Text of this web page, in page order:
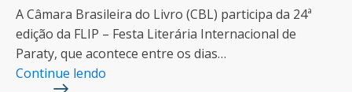
A Câmara Brasileira do Livro (CBL) participa da 24ª
edição da FLIP – Festa Literária Internacional de
Paraty, que acontece entre os dias…
Continue lendo